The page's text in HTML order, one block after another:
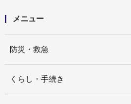
メニュー
防災・救急
くらし・手続き